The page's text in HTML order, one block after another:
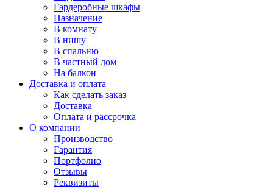
Гардеробные шкафы
Назначение
В комнату
В нишу
В спальню
В частный дом
На балкон
Доставка и оплата
Как сделать заказ
Доставка
Оплата и рассрочка
О компании
Производство
Гарантия
Портфолио
Отзывы
Реквизиты